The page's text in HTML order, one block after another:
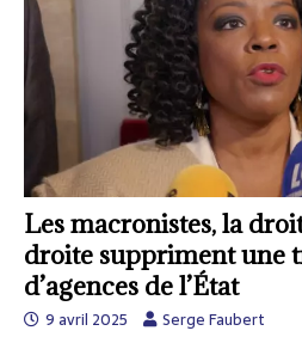
Les macronistes, la
droite suppriment une
d’agences de l’État
9 avril 2025 Serge Faubert